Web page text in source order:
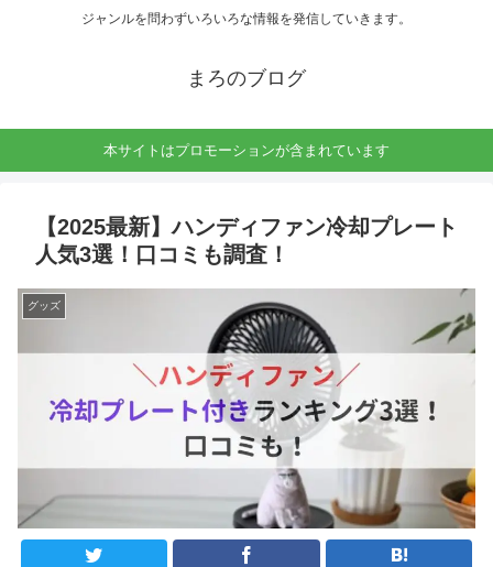
ジャンルを問わずいろいろな情報を発信していきます。
まろのブログ
本サイトはプロモーションが含まれています
【2025最新】ハンディファン冷却プレート
人気3選！口コミも調査！
グッズ